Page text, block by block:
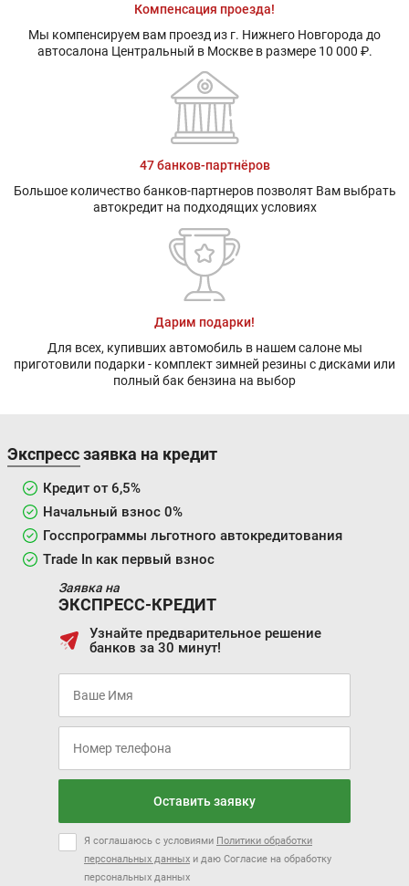
Компенсация проезда!
Мы компенсируем вам проезд из г. Нижнего Новгорода до
автосалона Центральный в Москве в размере 10 000 ₽.
47 банков-партнёров
Большое количество банков-партнеров позволят Вам выбрать
автокредит на подходящих условиях
Дарим подарки!
Для всех, купивших автомобиль в нашем салоне мы
приготовили подарки - комплект зимней резины с дисками или
полный бак бензина на выбор
Экспресс заявка на кредит
Кредит от 6,5%
Начальный взнос 0%
Госспрограммы льготного автокредитования
Trade In как первый взнос
Заявка на
ЭКСПРЕСС-КРЕДИТ
Узнайте предварительное решение
банков за 30 минут!
Оставить заявку
Я соглашаюсь с условиями Политики обработки
персональных данных и даю Согласие на обработку
персональных данных